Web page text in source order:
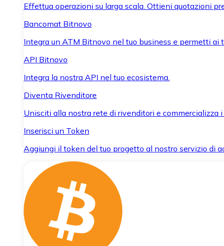
Effettua operazioni su larga scala. Ottieni quotazioni
Bancomat Bitnovo
Integra un ATM Bitnovo nel tuo business e permetti
API Bitnovo
Integra la nostra API nel tuo ecosistema.
Diventa Rivenditore
Unisciti alla nostra rete di rivenditori e commercializza
Inserisci un Token
Aggiungi il token del tuo progetto al nostro servizio di